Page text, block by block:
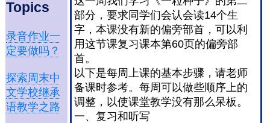
Topics
录音作业一
定要做吗？
探索周末中
文学校继承
语教学之路
部分，要求同学们会认会读14个生
字，本课没有新的偏旁部首，可以利
用这节课复习课本第60页的偏旁部
首。
以下是每周上课的基本步骤，请老师
备课时参考。每周可以做些顺序上的
调整，以使课堂教学没有那么呆板。
一、复习和听写